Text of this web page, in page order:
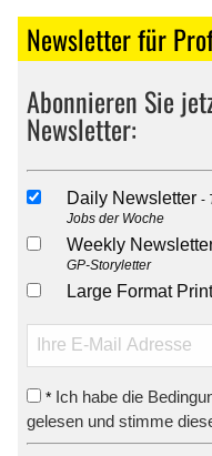
Newsletter für
Abonnieren Sie
Newsletter:
Daily Newsletter
Jobs der Woche
Weekly
GP-Storyletter
Large Format
* Ich habe die
gelesen und stimme